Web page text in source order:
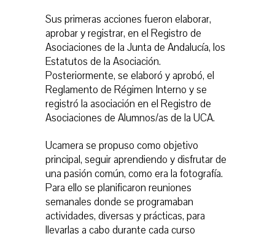
Sus primeras acciones fueron elaborar,
aprobar y registrar, en el Registro de
Asociaciones de la Junta de Andalucía, los
Estatutos de la Asociación.
Posteriormente, se elaboró y aprobó, el
Reglamento de Régimen Interno y se
registró la asociación en el Registro de
Asociaciones de Alumnos/as de la UCA.
Ucamera se propuso como objetivo
principal, seguir aprendiendo y disfrutar de
una pasión común, como era la fotografía.
Para ello se planificaron reuniones
semanales donde se programaban
actividades, diversas y prácticas, para
llevarlas a cabo durante cada curso